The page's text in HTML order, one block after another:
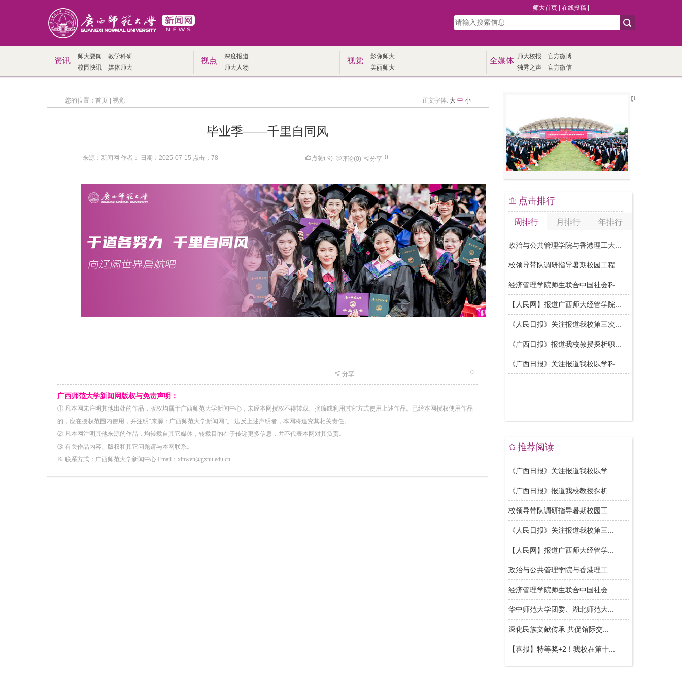
师大首页 在线投稿
资讯 师大要闻
教学科研
校园快讯
媒体师大
视点
深度报道
师大人物
视觉
影像师大
美丽师大
全媒体 师大校报
官方微博
独秀之声
官方微信
您的位置： 首页 视觉 正文字体: 大 中 小
毕业季——千里自同风
来源：新闻网 作者： 日期：2025-07-15 点击： 78 点赞( 9) 评论(0) 分享 0
分享 0
广西师范大学新闻网版权与免责声明：
① 凡本网未注明其他出处的作品，版权均属于广西师范大学新闻中心，未经本网授权不得转载、摘编或利用其它方式使用上述作品。已经本网授权使用作品
的，应在授权范围内使用，并注明“来源：广西师范大学新闻网”。 违反上述声明者，本网将追究其相关责任。
② 凡本网注明其他来源的作品，均转载自其它媒体，转载目的在于传递更多信息，并不代表本网对其负责。
③ 有关作品内容、版权和其它问题请与本网联系。
※ 联系方式：广西师范大学新闻中心 Email：xinwen@gxnu.edu.cn
【毕业季】我校举
点击排行
周排行 月排行 年排行
推荐阅读